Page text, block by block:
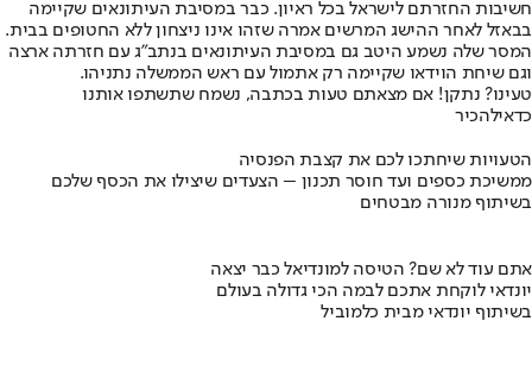
חשיבות החזרתם לישראל בכל ראיון. כבר במסיבת העיתונאים שקיימה
בבאזל לאחר ההישג המרשים אמרה שזהו אינו ניצחון ללא החטופים בבית.
המסר שלה נשמע היטב גם במסיבת העיתונאים בנתב"ג עם חזרתה ארצה
וגם שיחת הוידאו שקיימה רק אתמול עם ראש הממשלה נתניהו.
טעינו? נתקן! אם מצאתם טעות בכתבה, נשמח שתשתפו אותנו
כדאילהכיר
הטעויות שיחתכו לכם את קצבת הפנסיה
ממשיכת כספים ועד חוסר תכנון – הצעדים שיצילו את הכסף שלכם
בשיתוף מנורה מבטחים
אתם עוד לא שם? הטיסה למונדיאל כבר יצאה
יונדאי לוקחת אתכם לבמה הכי גדולה בעולם
בשיתוף יונדאי מבית כלמוביל